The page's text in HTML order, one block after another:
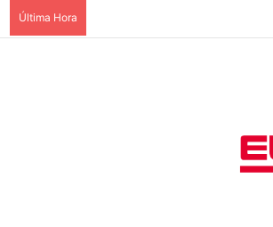
Última Hora